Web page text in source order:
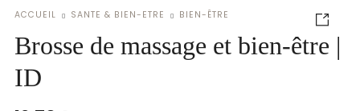
ACCUEIL SANTE & BIEN-ETRE BIEN-ÊTRE
Brosse de massage et bien-être |
ID